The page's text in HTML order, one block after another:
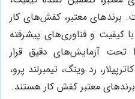
برندهای معتبر، کفش‌های کار
با کیفیت و فناوری‌های پیشرفته
تحت آزمایش‌های دقیق قرار
رد وینگ، تیمبرلند پرو،
معتبر کفش کار هستند.